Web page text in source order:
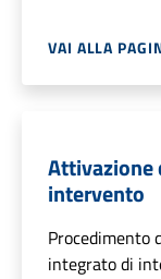
VAI ALLA
Attivazione
intervento
Procedimento
integrato di